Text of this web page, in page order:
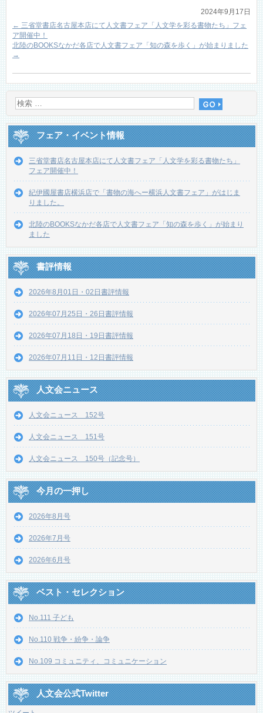
2024年9月17日
← 三省堂書店名古屋本店にて人文書フェア「人文学を彩る書物たち」フェ
ア開催中！
北陸のBOOKSなかだ各店で人文書フェア「知の森を歩く」が始まりました
→
フェア・イベント情報
三省堂書店名古屋本店にて人文書フェア「人文学を彩る書物たち」
フェア開催中！
紀伊國屋書店横浜店で「書物の海へー横浜人文書フェア」がはじま
りました。
北陸のBOOKSなかだ各店で人文書フェア「知の森を歩く」が始まり
ました
書評情報
2026年8月01日・02日書評情報
2026年07月25日・26日書評情報
2026年07月18日・19日書評情報
2026年07月11日・12日書評情報
人文会ニュース
人文会ニュース 152号
人文会ニュース 151号
人文会ニュース 150号（記念号）
今月の一押し
2026年8月号
2026年7月号
2026年6月号
ベスト・セレクション
No.111 子ども
No.110 戦争・紛争・論争
No.109 コミュニティ、コミュニケーション
人文会公式Twitter